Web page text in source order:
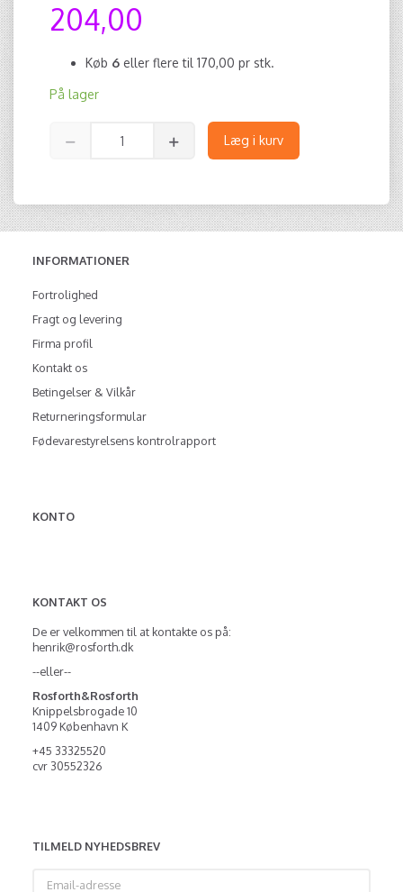
204,00
Køb 6 eller flere til 170,00 pr stk.
På lager
Læg i kurv
INFORMATIONER
Fortrolighed
Fragt og levering
Firma profil
Kontakt os
Betingelser & Vilkår
Returneringsformular
Fødevarestyrelsens kontrolrapport
KONTO
KONTAKT OS
De er velkommen til at kontakte os på:
henrik@rosforth.dk
--eller--
Rosforth&Rosforth
Knippelsbrogade 10
1409 København K
+45 33325520
cvr 30552326
TILMELD NYHEDSBREV